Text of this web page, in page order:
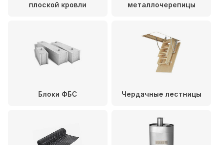
плоской кровли
металлочерепицы
Блоки ФБС Чердачные лестницы